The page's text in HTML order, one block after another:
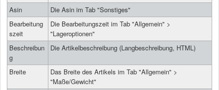
Asin
Die Asin im Tab "Sonstiges"
Bearbeitung
szeit
Die Bearbeitungszeit im Tab "Allgemein" >
"Lageroptionen"
Beschreibun
g
Die Artikelbeschreibung (Langbeschreibung, HTML)
Breite
Das Breite des Artikels im Tab "Allgemein" >
"Maße/Gewicht"